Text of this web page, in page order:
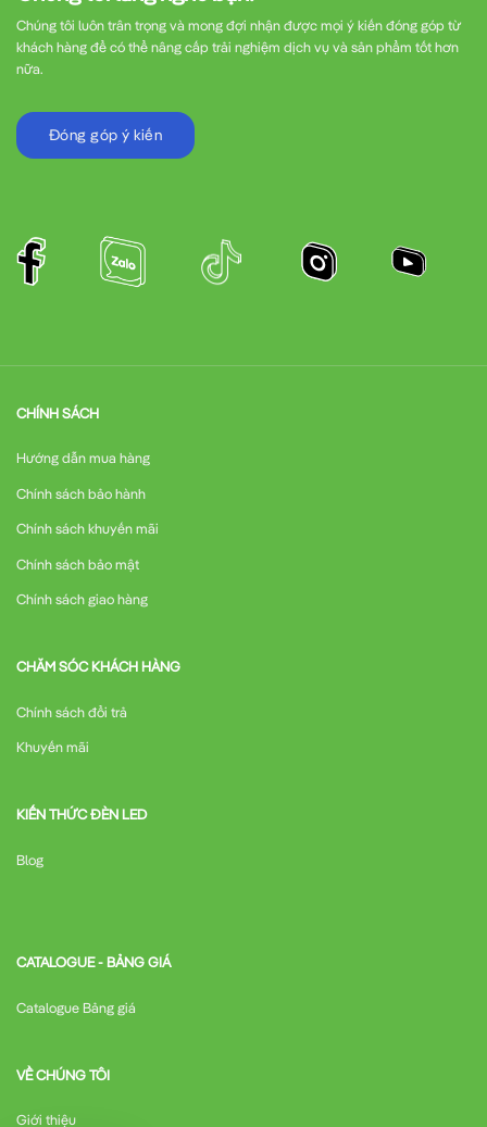
Chúng tôi luôn trân trọng và mong đợi nhận được mọi ý kiến đóng góp từ
khách hàng để có thể nâng cấp trải nghiệm dịch vụ và sản phẩm tốt hơn
nữa.
Đóng góp ý kiến
CHÍNH SÁCH
Hướng dẫn mua hàng
Chính sách bảo hành
Chính sách khuyến mãi
Chính sách bảo mật
Chính sách giao hàng
CHĂM SÓC KHÁCH HÀNG
Chính sách đổi trả
Khuyến mãi
KIẾN THỨC ĐÈN LED
Blog
CATALOGUE - BẢNG GIÁ
Catalogue Bảng giá
VỀ CHÚNG TÔI
Giới thiệu